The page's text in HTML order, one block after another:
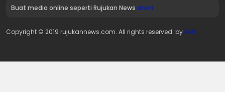
Buat media online seperti Rujukan News disini
Copyright © 2019 rujukannews.com. All rights reserved. byAMK